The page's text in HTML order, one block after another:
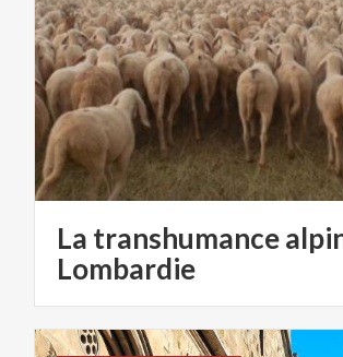
La transhumance
Lombardie